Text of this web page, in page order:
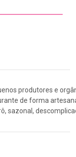
produtores e
de forma
sazonal,